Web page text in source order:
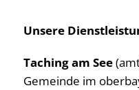
Unsere
Taching am See
Gemeinde im